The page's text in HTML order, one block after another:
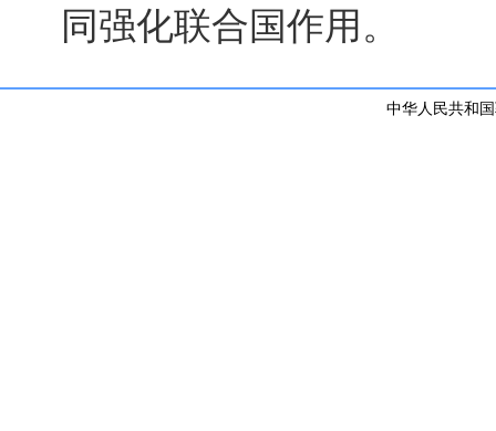
同强化联合国作用。
中华人民共和